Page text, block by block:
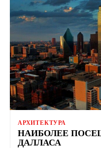
АРХИТЕКТУРА
НАИБОЛЕЕ
ДАЛЛАСА